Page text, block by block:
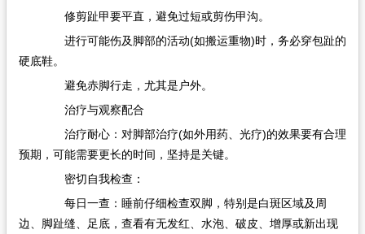
修剪趾甲要平直，避免过短或剪伤甲沟。
进行可能伤及脚部的活动(如搬运重物)时，务必穿包趾的
硬底鞋。
避免赤脚行走，尤其是户外。
治疗与观察配合
治疗耐心：对脚部治疗(如外用药、光疗)的效果要有合理
预期，可能需要更长的时间，坚持是关键。
密切自我检查：
每日一查：睡前仔细检查双脚，特别是白斑区域及周
边、脚趾缝、足底，查看有无发红、水泡、破皮、增厚或新出现